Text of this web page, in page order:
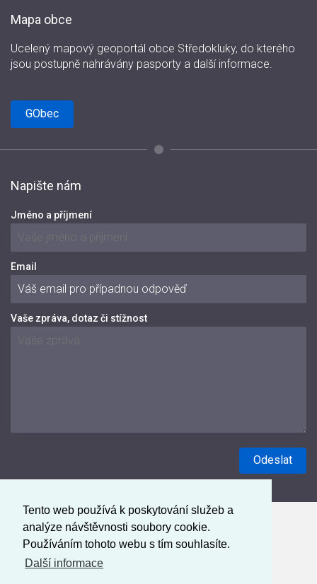
Tento web používá k poskytování služeb a
analýze návštěvnosti soubory cookie.
Používáním tohoto webu s tím souhlasíte.
Další informace
Mapa obce
Ucelený mapový geoportál obce Středokluky, do kterého
jsou postupně nahrávány pasporty a další informace.
GObec
Napište nám
Jméno a příjmení
Email
Vaše zpráva, dotaz či stížnost